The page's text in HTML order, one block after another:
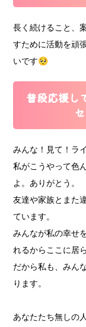
長く続けること、
すために活動を頑
いです🥺
普段応援し
みんな！見て！ラ
私がこうやって色
よ。ありがとう。
友達や家族とまた
ています。
みんなが私の幸せ
れるからここに居
だから私も、みん
ります。
あなたたち無しの